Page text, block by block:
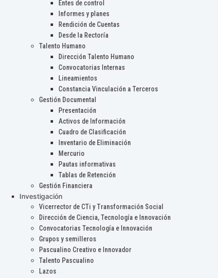
Entes de control
Informes y planes
Rendición de Cuentas
Desde la Rectoría
Talento Humano
Dirección Talento Humano
Convocatorias Internas
Lineamientos
Constancia Vinculación a Terceros
Gestión Documental
Presentación
Activos de Información
Cuadro de Clasificación
Inventario de Eliminación
Mercurio
Pautas informativas
Tablas de Retención
Gestión Financiera
Investigación
Vicerrector de CTi y Transformación Social
Dirección de Ciencia, Tecnología e Innovación
Convocatorias Tecnología e Innovación
Grupos y semilleros
Pascualino Creativo e Innovador
Talento Pascualino
Lazos